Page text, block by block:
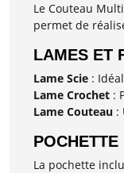
Le Couteau
permet de
LAMES ET
Lame Scie:
Lame Crochet:
Lame Couteau:
POCHETTE
La pochette